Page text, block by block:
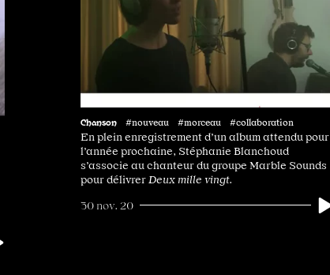
Chanson #nouveau #morceau #collaboration
En plein enregistrement d’un album attendu pour
l’année prochaine, Stéphanie Blanchoud
s’associe au chanteur du groupe Marble Sounds
pour délivrer Deux mille vingt.
30 nov. 20